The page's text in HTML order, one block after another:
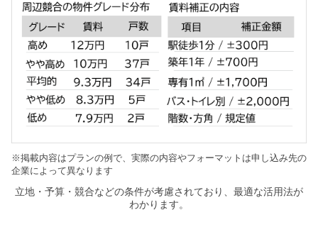
※掲載内容はプランの例で、実際の内容やフォーマットは申し込み先の
企業によって異なります
立地・予算・競合などの条件が考慮されており、最適な活用法が
わかります。